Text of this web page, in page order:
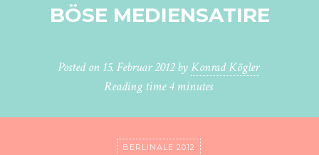
BÖSE MEDIENSATIRE
Posted on 15. Februar 2012 byKonrad Kögler
Reading time4 minutes
BERLINALE 2012